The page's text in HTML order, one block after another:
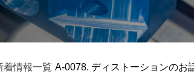
着情報一覧 A-0078. ディストーションのお